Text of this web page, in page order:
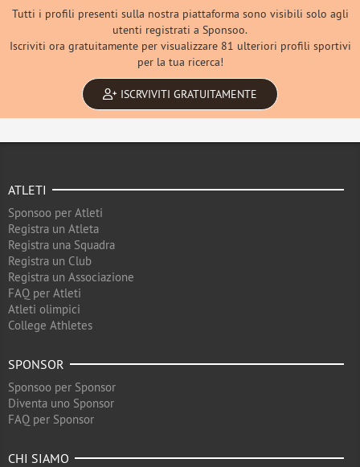
Tutti i profili presenti sulla nostra piattaforma sono visibili solo agli
utenti registrati a Sponsoo.
Iscriviti ora gratuitamente per visualizzare 81 ulteriori profili sportivi
per la tua ricerca!
ISCRVIVITI GRATUITAMENTE
ATLETI
Sponsoo per Atleti
Registra un Atleta
Registra una Squadra
Registra un Club
Registra un Associazione
FAQ per Atleti
Atleti olimpici
College Athletes
SPONSOR
Sponsoo per Sponsor
Diventa uno Sponsor
FAQ per Sponsor
CHI SIAMO